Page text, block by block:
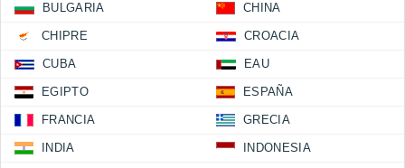
BULGARIA CHINA
CHIPRE CROACIA
CUBA EAU
EGIPTO ESPAÑA
FRANCIA GRECIA
INDIA INDONESIA